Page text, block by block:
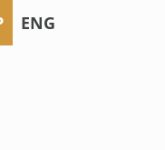
ENG